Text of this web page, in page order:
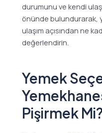
durumunu ve kendi
önünde bulundurarak,
ulaşım açısından ne
değerlendirin.
Yemek
Pişirmek